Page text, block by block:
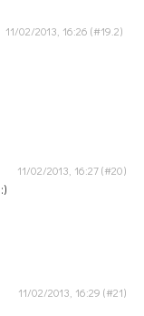
11/02/2013, 16:26
11/02/2013, 16:27
11/02/2013, 16:29